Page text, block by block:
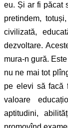
eu. Și ar fi păcat
pretindem,
civilizată,
dezvoltare.
mura-n gură.
nu ne mai tot
pe elevi să facă
valoare
aptitudini,